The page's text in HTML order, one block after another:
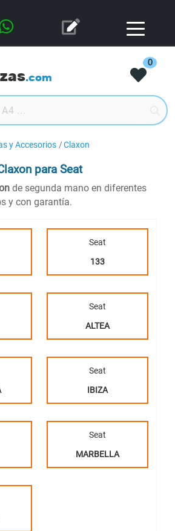
.com
0
y Accesorios Claxon
para Seat
de segunda mano en diferentes
y con garantía.
Seat
133
Seat
ALTEA
Seat
IBIZA
Seat
MARBELLA